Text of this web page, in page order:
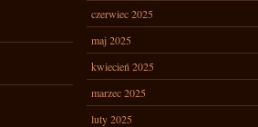
czerwiec 2025
maj 2025
kwiecień 2025
marzec 2025
luty 2025